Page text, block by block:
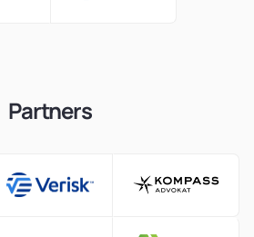
Partners